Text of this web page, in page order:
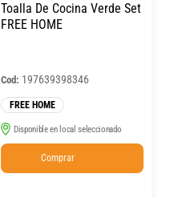
Toalla De Cocina Verde Set
FREE HOME
Cod: 197639398346
FREE HOME
Disponible en local seleccionado
Comprar